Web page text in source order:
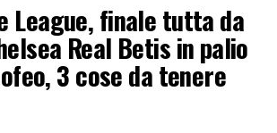
League, finale tutta da
Real Betis in palio
3 cose da tenere